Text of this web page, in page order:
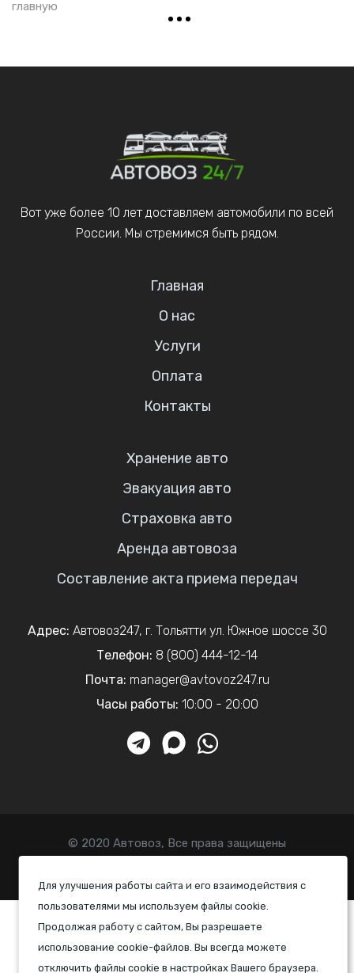
Для улучшения работы сайта и его взаимодействия с
пользователями мы используем файлы cookie.
Продолжая работу с сайтом, Вы разрешаете
использование cookie-файлов. Вы всегда можете
отключить файлы cookie в настройках Вашего браузера.
главную
Вот уже более 10 лет доставляем автомобили по всей
России. Мы стремимся быть рядом.
Главная
О нас
Услуги
Оплата
Контакты
Хранение авто
Эвакуация авто
Страховка авто
Аренда автовоза
Составление акта приема передач
Адрес: Автовоз247, г. Тольятти ул. Южное шоссе 30
Телефон: 8 (800) 444-12-14
Почта: manager@avtovoz247.ru
Часы работы: 10:00 - 20:00
© 2020 Автовоз, Все права защищены